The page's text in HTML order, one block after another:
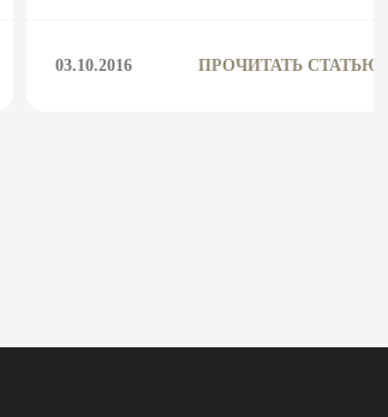
03.10.2016 ПРОЧИТАТЬ СТАТЬЮ